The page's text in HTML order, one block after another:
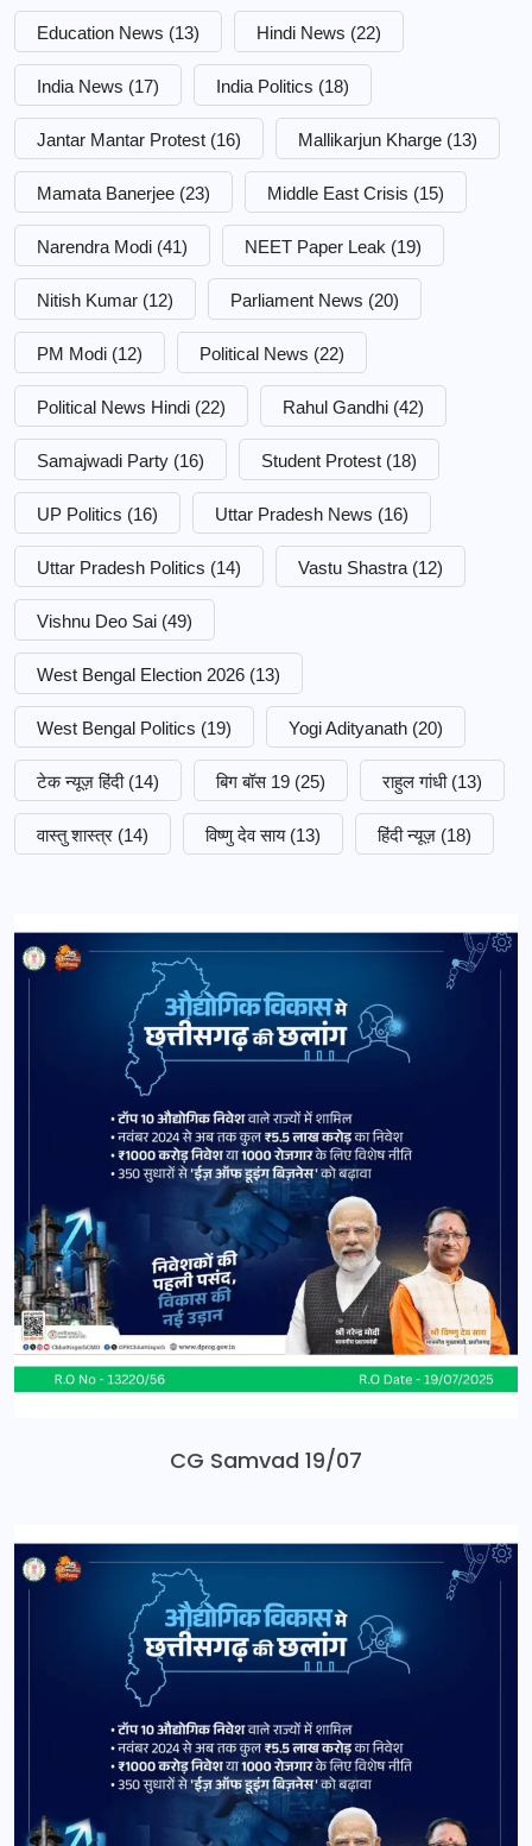
Education News (13) Hindi News (22)
India News (17) India Politics (18)
Jantar Mantar Protest (16) Mallikarjun Kharge (13)
Mamata Banerjee (23) Middle East Crisis (15)
Narendra Modi (41) NEET Paper Leak (19)
Nitish Kumar (12) Parliament News (20)
PM Modi (12) Political News (22)
Political News Hindi (22) Rahul Gandhi (42)
Samajwadi Party (16) Student Protest (18)
UP Politics (16) Uttar Pradesh News (16)
Uttar Pradesh Politics (14) Vastu Shastra (12)
Vishnu Deo Sai (49)
West Bengal Election 2026 (13)
West Bengal Politics (19) Yogi Adityanath (20)
टेक न्यूज़ हिंदी (14) बिग बॉस 19 (25) राहुल गांधी (13)
वास्तु शास्त्र (14) विष्णु देव साय (13) हिंदी न्यूज़ (18)
CG Samvad 19/07